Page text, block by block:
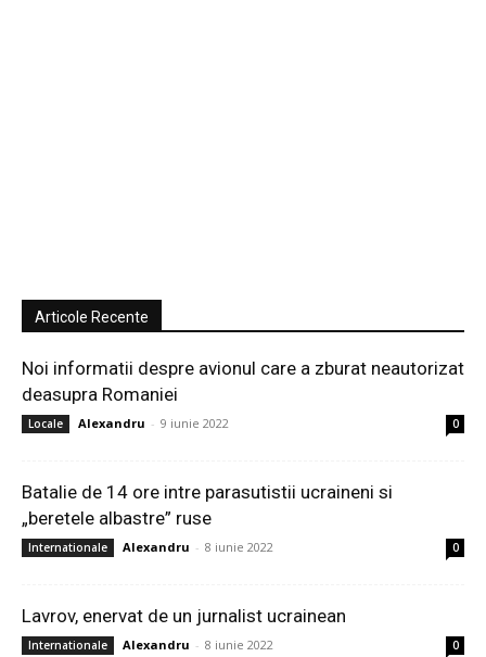
Articole Recente
Noi informatii despre avionul care a zburat neautorizat
deasupra Romaniei
Locale Alexandru - 9 iunie 2022 0
Batalie de 14 ore intre parasutistii ucraineni si
„beretele albastre” ruse
Internationale Alexandru - 8 iunie 2022 0
Lavrov, enervat de un jurnalist ucrainean
Internationale Alexandru - 8 iunie 2022 0